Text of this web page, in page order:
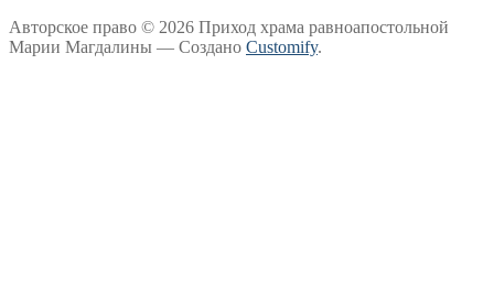
Авторское право © 2026 Приход храма равноапостольной
Марии Магдалины — Создано Customify.